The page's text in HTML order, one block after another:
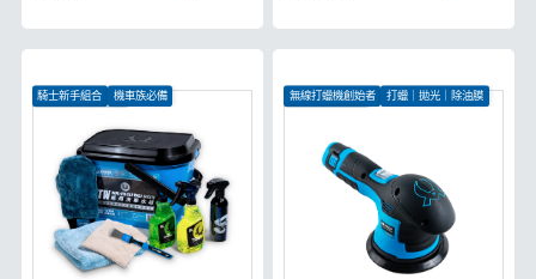
騎士新手組合
機車族必備
無線打蠟機創始者
打蠟｜拋光｜除油膜